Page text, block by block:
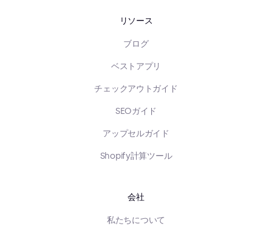
リソース
ブログ
ベストアプリ
チェックアウトガイド
SEOガイド
アップセルガイド
Shopify計算ツール
会社
私たちについて